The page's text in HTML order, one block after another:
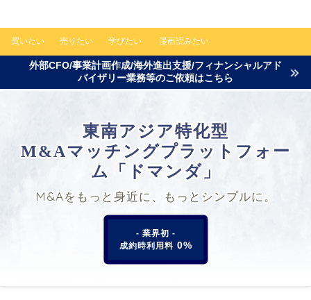
買いたい 売りたい 学びたい 漫画読みたい
外部CFO/事業計画作成/海外進出支援/フィナンシャルアド
バイザリー業務等のご依頼はこちら
東南アジア特化型
M&Aマッチングプラットフォー
ム「ドマンダ」
M&Aをもっと身近に、もっとシンプルに。
- 業界初 -
成約時利用料 0%